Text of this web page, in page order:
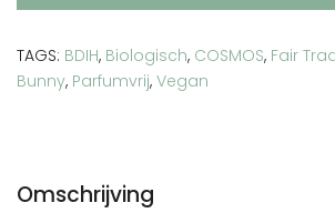
navulling
aantal
TAGS: BDIH, Biologisch, COSMOS, Fair
Bunny, Parfumvrij, Vegan
Omschrijving